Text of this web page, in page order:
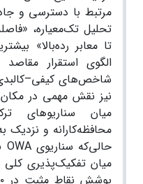
مرتبط با دسترسی و
تحلیل تک‌معیاره،
تا معابر رده‌بالا»
الگوی استقرار
شاخص‌های
نیز نقش مهمی در
محافظه‌کارانه و